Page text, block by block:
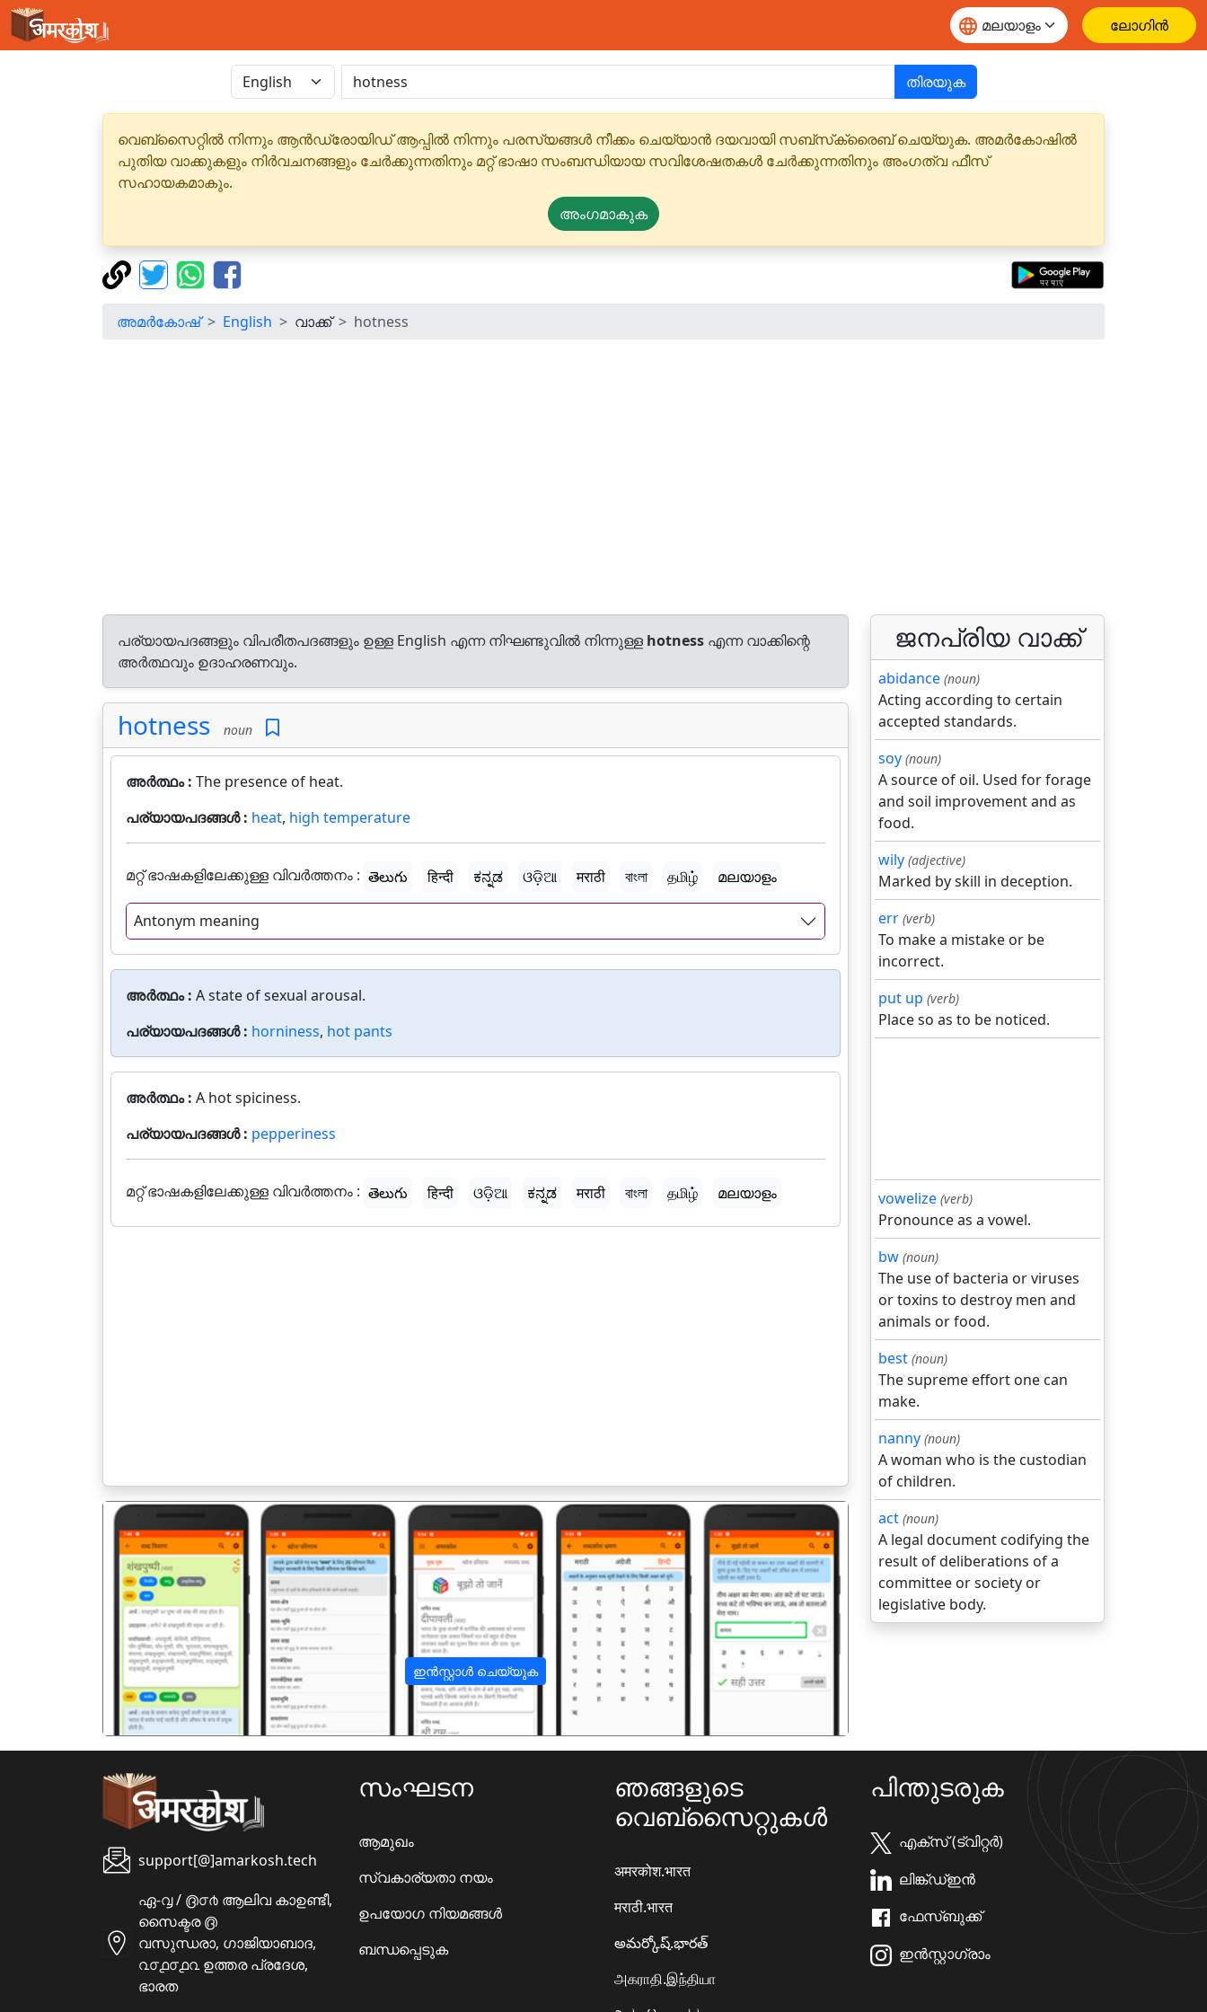
ലോഗിൻ
തിരയുക
വെബ്‌സൈറ്റിൽ നിന്നും ആൻഡ്രോയിഡ് ആപ്പിൽ നിന്നും പരസ്യങ്ങൾ നീക്കം ചെയ്യാൻ ദയവായി സബ്‌സ്‌ക്രൈബ് ചെയ്യുക. അമർകോഷിൽ
പുതിയ വാക്കുകളും നിർവചനങ്ങളും ചേർക്കുന്നതിനും മറ്റ് ഭാഷാ സംബന്ധിയായ സവിശേഷതകൾ ചേർക്കുന്നതിനും അംഗത്വ ഫീസ്
സഹായകമാകും.
അംഗമാകുക
അമർകോഷ് English വാക്ക് hotness
പര്യായപദങ്ങളും വിപരീതപദങ്ങളും ഉള്ള English എന്ന നിഘണ്ടുവിൽ നിന്നുള്ള hotness എന്ന വാക്കിന്റെ
അർത്ഥവും ഉദാഹരണവും.
hotness noun
അർത്ഥം : The presence of heat.
പര്യായപദങ്ങൾ : heat, high temperature
മറ്റ് ഭാഷകളിലേക്കുള്ള വിവർത്തനം : తెలుగు हिन्दी ಕನ್ನಡ ଓଡ଼ିଆ मराठी বাংলা தமிழ் മലയാളം
Antonym meaning
അർത്ഥം : A state of sexual arousal.
പര്യായപദങ്ങൾ : horniness, hot pants
അർത്ഥം : A hot spiciness.
പര്യായപദങ്ങൾ : pepperiness
മറ്റ് ഭാഷകളിലേക്കുള്ള വിവർത്തനം : తెలుగు हिन्दी ଓଡ଼ିଆ ಕನ್ನಡ मराठी বাংলা தமிழ் മലയാളം
ഇൻസ്റ്റാൾ ചെയ്യുക
पिछला अगला
ജനപ്രിയ വാക്ക്
abidance (noun)
Acting according to certain
accepted standards.
soy (noun)
A source of oil. Used for forage
and soil improvement and as
food.
wily (adjective)
Marked by skill in deception.
err (verb)
To make a mistake or be
incorrect.
put up (verb)
Place so as to be noticed.
vowelize (verb)
Pronounce as a vowel.
bw (noun)
The use of bacteria or viruses
or toxins to destroy men and
animals or food.
best (noun)
The supreme effort one can
make.
nanny (noun)
A woman who is the custodian
of children.
act (noun)
A legal document codifying the
result of deliberations of a
committee or society or
legislative body.
support[@]amarkosh.tech
ഏ-൮ / ൫൦൪ ആലിവ കാഉണ്ടീ,
സൈക്ടര ൫
വസുന്ധരാ, ഗാജിയാബാദ,
൨൦൧൦൧൨ ഉത്തര പ്രദേശ,
ഭാരത
സംഘടന
ആമുഖം
സ്വകാര്യതാ നയം
ഉപയോഗ നിയമങ്ങൾ
ബന്ധപ്പെടുക
ഞങ്ങളുടെ
വെബ്സൈറ്റുകൾ
अमरकोश.भारत
मराठी.भारत
అమర్కోష్.భారత్
அகராதி.இந்தியா
പിന്തുടരുക
എക്സ് (ട്വിറ്റർ)
ലിങ്ക്ഡ്ഇൻ
ഫേസ്ബുക്ക്
ഇൻസ്റ്റാഗ്രാം